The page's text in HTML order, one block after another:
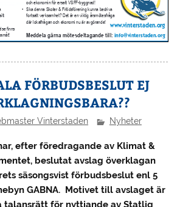
FÖRBUDSBESLUT EJ
Vinterstaden Nyheter
efter föredragande av Klimat &
beslutat avslag överklagan
säsongsvist förbudsbeslut enl 5
GABNA. Motivet till avslaget är
talansrätt för nyttjande av Statlig